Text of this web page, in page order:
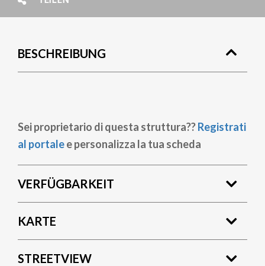
BESCHREIBUNG
Sei proprietario di questa struttura??Registrati
al portalee personalizza la tua scheda
VERFÜGBARKEIT
KARTE
STREETVIEW